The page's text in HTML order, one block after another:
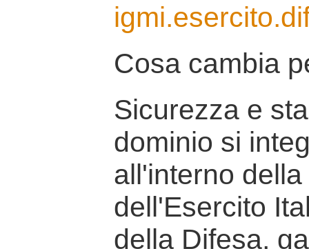
Cosa cambia
Sicurezza e
dominio si
all'interno
dell'Esercito
della Difesa,